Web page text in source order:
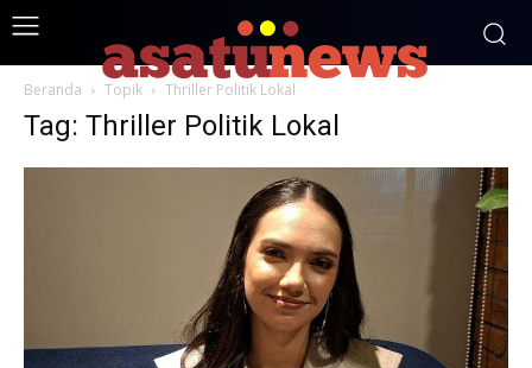
Beranda Topik Thriller Politik Lokal
Tag: Thriller Politik Lokal